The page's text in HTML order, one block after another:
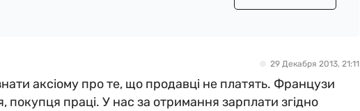
29 Декабря 2013, 21:11
аксіому про те, що продавці не платять. Французи
покупця праці. У нас за отримання зарплати згідно